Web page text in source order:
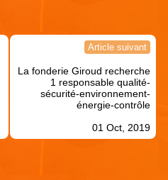
Article suivant
La fonderie Giroud recherche
1 responsable qualité-
sécurité-environnement-
énergie-contrôle
01 Oct, 2019